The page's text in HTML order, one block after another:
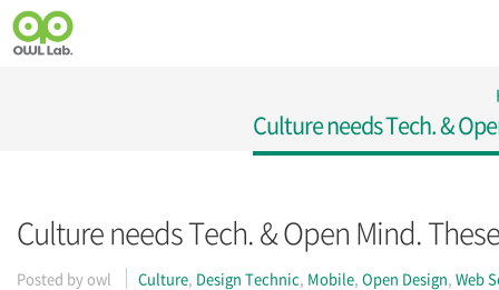
Culture needs Tech. &
Culture needs Tech. & Open Mind.
Posted by owl Culture, Design Technic, Mobile, Open Design, Web